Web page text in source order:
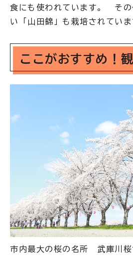
食にも使われています。 その
い「山田錦」も栽培されていま
ここがおすすめ！観
市内最大の桜の名所 武庫川桜